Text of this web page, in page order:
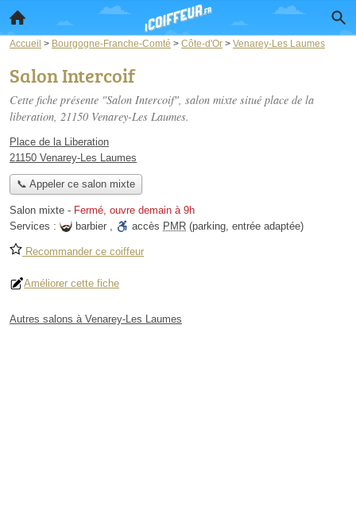
Accueil > Bourgogne-Franche-Comté > Côte-d'Or > Venarey-Les Laumes
Salon Intercoif
Cette fiche présente "Salon Intercoif", salon mixte situé place de la
liberation, 21150 Venarey-Les Laumes.
Place de la Liberation
21150 Venarey-Les Laumes
📞 Appeler ce salon mixte
Salon mixte - Fermé, ouvre demain à 9h
Services :
barbier , accès PMR (parking, entrée adaptée)
Recommander ce coiffeur
Améliorer cette fiche
Autres salons à Venarey-Les Laumes